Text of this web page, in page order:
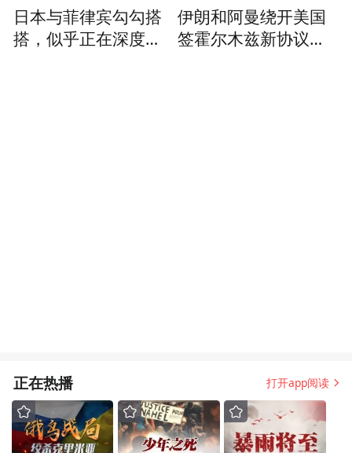
日本与菲律宾勾勾搭
搭，似乎正在深度捆
伊朗和阿曼绕开美国
签霍尔木兹新协议，
正在热播 打开app阅读